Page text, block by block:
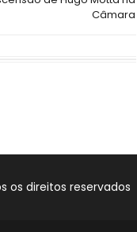
Câmara
os direitos reservados